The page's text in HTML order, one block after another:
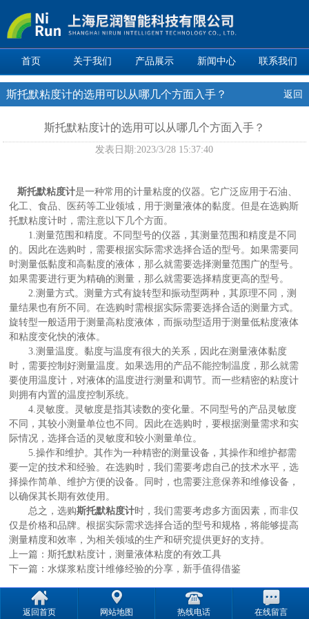
首页 关于我们 产品展示 新闻中心 联系我们
斯托默粘度计的选用可以从哪几个方面入手？ 返回
斯托默粘度计的选用可以从哪几个方面入手？
发表日期:2023/3/28 15:37:40
斯托默粘度计是一种常用的计量粘度的仪器。它广泛应用于石油、
化工、食品、医药等工业领域，用于测量液体的黏度。但是在选购斯
托默粘度计时，需注意以下几个方面。
1.测量范围和精度。不同型号的仪器，其测量范围和精度是不同
的。因此在选购时，需要根据实际需求选择合适的型号。如果需要同
时测量低黏度和高黏度的液体，那么就需要选择测量范围广的型号。
如果需要进行更为精确的测量，那么就需要选择精度更高的型号。
2.测量方式。测量方式有旋转型和振动型两种，其原理不同，测
量结果也有所不同。在选购时需根据实际需要选择合适的测量方式。
旋转型一般适用于测量高粘度液体，而振动型适用于测量低粘度液体
和粘度变化快的液体。
3.测量温度。黏度与温度有很大的关系，因此在测量液体黏度
时，需要控制好测量温度。如果选用的产品不能控制温度，那么就需
要使用温度计，对液体的温度进行测量和调节。而一些精密的粘度计
则拥有内置的温度控制系统。
4.灵敏度。灵敏度是指其读数的变化量。不同型号的产品灵敏度
不同，其较小测量单位也不同。因此在选购时，要根据测量需求和实
际情况，选择合适的灵敏度和较小测量单位。
5.操作和维护。其作为一种精密的测量设备，其操作和维护都需
要一定的技术和经验。在选购时，我们需要考虑自己的技术水平，选
择操作简单、维护方便的设备。同时，也需要注意保养和维修设备，
以确保其长期有效使用。
总之，选购斯托默粘度计时，我们需要考虑多方面因素，而非仅
仅是价格和品牌。根据实际需求选择合适的型号和规格，将能够提高
测量精度和效率，为相关领域的生产和研究提供更好的支持。
上一篇：斯托默粘度计，测量液体粘度的有效工具
下一篇：水煤浆粘度计维修经验的分享，新手值得借鉴
返回首页 网站地图 热线电话 在线留言